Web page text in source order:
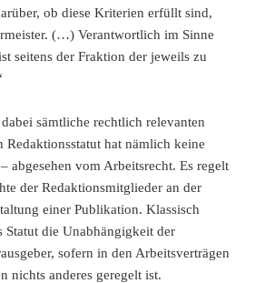
ob diese Kriterien erfüllt sind,
(…) Verantwortlich im Sinne
seitens der Fraktion der jeweils zu
sämtliche rechtlich relevanten
Redaktionsstatut hat nämlich keine
abgesehen vom Arbeitsrecht. Es regelt
der Redaktionsmitglieder an der
einer Publikation. Klassisch
Statut die Unabhängigkeit der
sofern in den Arbeitsverträgen
nichts anderes geregelt ist.